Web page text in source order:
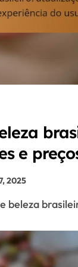
e
2025
beleza